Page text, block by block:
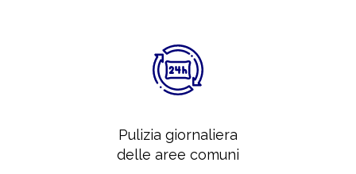
Pulizia giornaliera
delle aree comuni